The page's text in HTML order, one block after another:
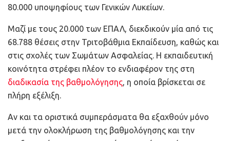
80.000 υποψηφίους των Γενικών Λυκείων.
Μαζί με τους 20.000 των ΕΠΑΛ, διεκδικούν μία από τις
68.788 θέσεις στην Τριτοβάθμια Εκπαίδευση, καθώς και
στις σχολές των Σωμάτων Ασφαλείας. Η εκπαιδευτική
κοινότητα στρέφει πλέον το ενδιαφέρον της στη
διαδικασία της βαθμολόγησης, η οποία βρίσκεται σε
πλήρη εξέλιξη.
Αν και τα οριστικά συμπεράσματα θα εξαχθούν μόνο
μετά την ολοκλήρωση της βαθμολόγησης και την